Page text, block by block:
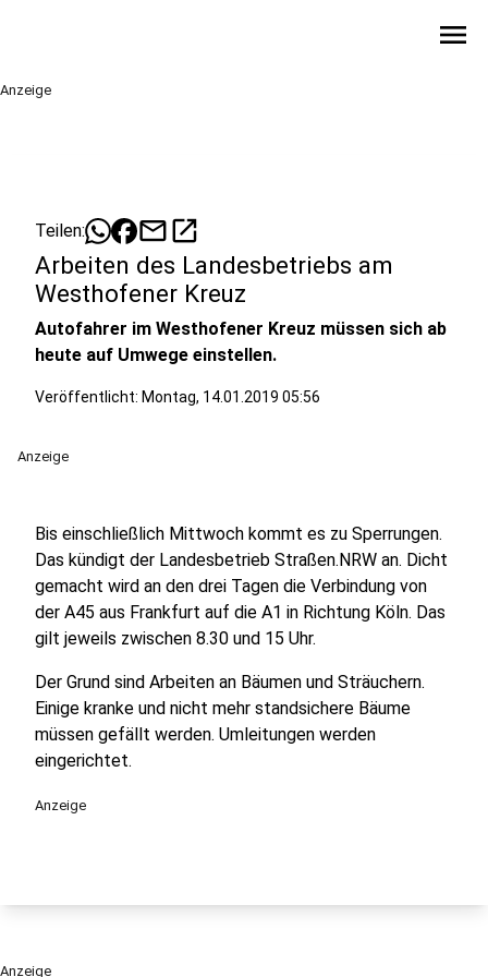
menu
Anzeige
Teilen: mailopen_in_new
Arbeiten des Landesbetriebs am
Westhofener Kreuz
Autofahrer im Westhofener Kreuz müssen sich ab
heute auf Umwege einstellen.
Veröffentlicht: Montag, 14.01.2019 05:56
Anzeige
Bis einschließlich Mittwoch kommt es zu Sperrungen.
Das kündigt der Landesbetrieb Straßen.NRW an. Dicht
gemacht wird an den drei Tagen die Verbindung von
der A45 aus Frankfurt auf die A1 in Richtung Köln. Das
gilt jeweils zwischen 8.30 und 15 Uhr.
Der Grund sind Arbeiten an Bäumen und Sträuchern.
Einige kranke und nicht mehr standsichere Bäume
müssen gefällt werden. Umleitungen werden
eingerichtet.
Anzeige
Anzeige